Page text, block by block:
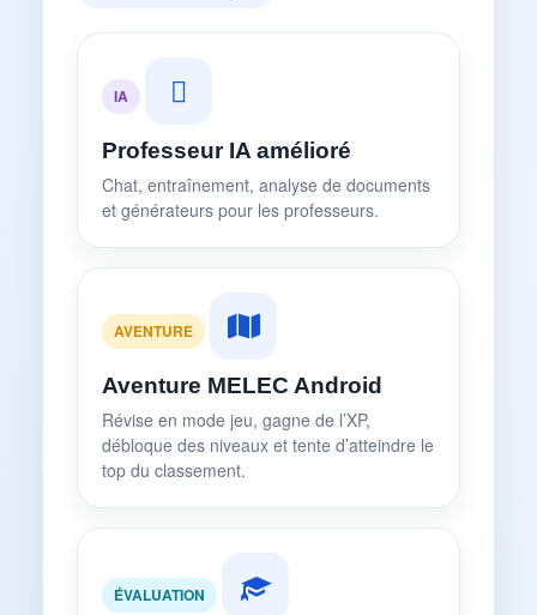
IA
Professeur IA amélioré
Chat, entraînement, analyse de documents
et générateurs pour les professeurs.
AVENTURE
Aventure MELEC Android
Révise en mode jeu, gagne de l’XP,
débloque des niveaux et tente d’atteindre le
top du classement.
ÉVALUATION